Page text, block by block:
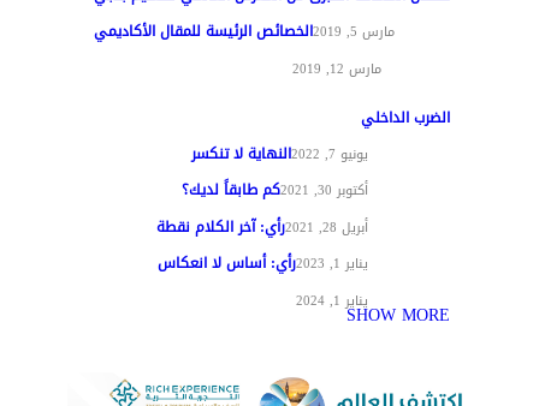
مارس 5, 2019 الخصائص الرئيسة للمقال الأكاديمي
مارس 12, 2019
الضرب الداخلي
يونيو 7, 2022 النهاية لا تنكسر
أكتوبر 30, 2021 كم طابقاً لديك؟
أبريل 28, 2021 رأي: آخر الكلام نقطة
يناير 1, 2023 رأي: أساس لا انعكاس
يناير 1, 2024
SHOW MORE